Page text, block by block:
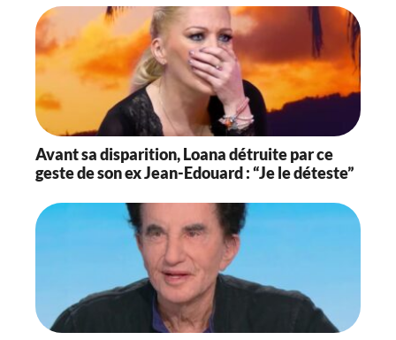
Avant sa disparition, Loana détruite par ce
geste de son ex Jean-Edouard : “Je le déteste”